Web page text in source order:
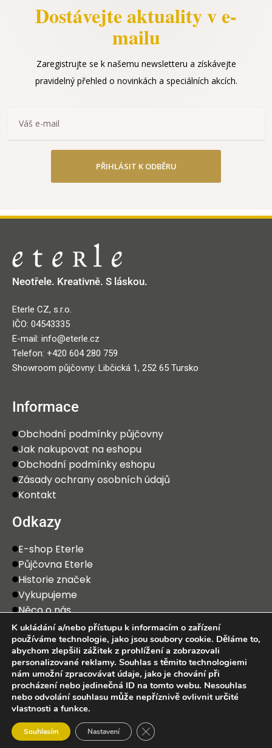
Dostávejte aktuality v e-
mailu
Zaregistrujte se k našemu newsletteru a získávejte
pravidelný přehled o novinkách a speciálních akcích.
PŘIHLÁSIT K ODBĚRU
Neotřele. Kreativně. S láskou.
Eterle CZ, s.r.o.
IČO: 04543335
E-mail: info@eterle.cz
Telefon: +420 604 280 759
Showroom půjčovny: Libčická 1, 252 65 Tursko
Informace
Obchodní podmínky půjčovny
Jak nakupovat na eshopu
Obchodní podmínky eshopu
Zásady ochrany osobních údajů
Kontakt
Odkazy
E-shop Eterle
Půjčovna Eterle
Historie značek
Vykupujeme
Něco o nás
2025 Eterle CZ, s.r.o. Všechna práva vyhrazena.
K ukládání a/nebo přístupu k informacím o zařízení
používáme technologie, jako jsou soubory cookie. Děláme to,
abychom zlepšili zážitek z prohlížení a zobrazovali
personalizované reklamy. Souhlas s těmito technologiemi
nám umožní zpracovávat údaje, jako je chování při
procházení nebo jedinečná ID na tomto webu. Nesouhlas
nebo odvolání souhlasu může nepříznivě ovlivnit určité
vlastnosti a funkce.
Souhlasím Nastavení Zavřít cookie lištu GDPR
WishlistKošík
Můj účet